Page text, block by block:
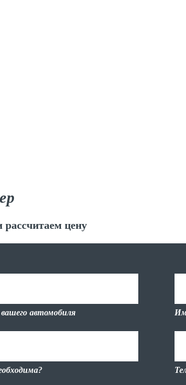
цену
автомобиля